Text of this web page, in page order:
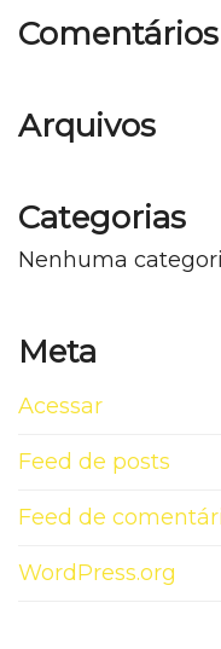
Comentários
Arquivos
Categorias
Nenhuma
Meta
Acessar
Feed de posts
Feed de
WordPress.org